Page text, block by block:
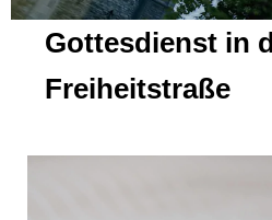
Gottesdienst in
Freiheitstraße